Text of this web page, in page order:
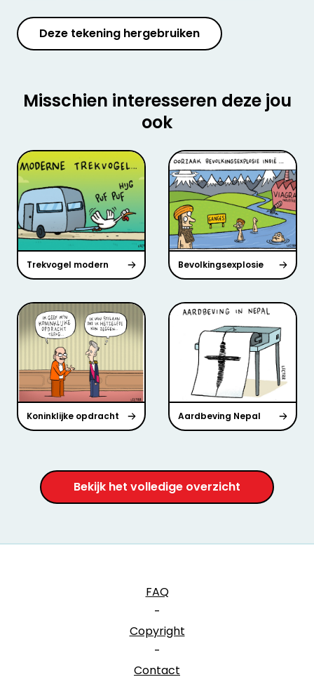
Deze tekening hergebruiken
Misschien interesseren deze jou
ook
Trekvogel modern Bevolkingsexplosie
Koninklijke opdracht Aardbeving Nepal
Bekijk het volledige overzicht
FAQ
-
Copyright
-
Contact